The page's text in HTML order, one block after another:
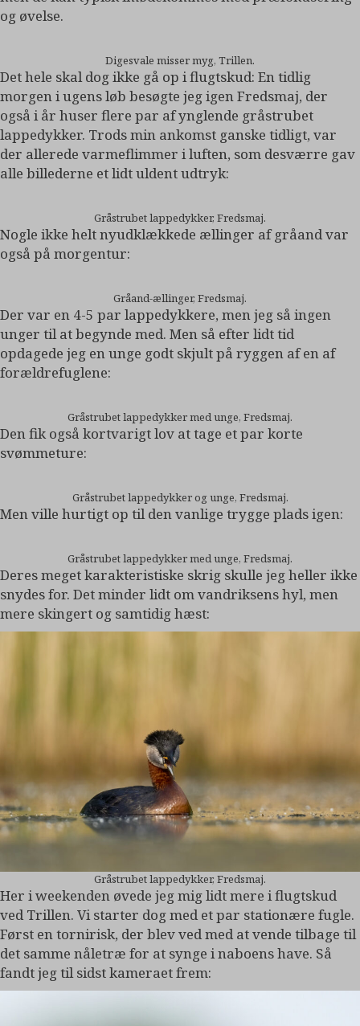
og øvelse.
Digesvale misser myg, Trillen.
Det hele skal dog ikke gå op i flugtskud: En tidlig
morgen i ugens løb besøgte jeg igen Fredsmaj, der
også i år huser flere par af ynglende gråstrubet
lappedykker. Trods min ankomst ganske tidligt, var
der allerede varmeflimmer i luften, som desværre gav
alle billederne et lidt uldent udtryk:
Gråstrubet lappedykker, Fredsmaj.
Nogle ikke helt nyudklækkede ællinger af gråand var
også på morgentur:
Gråand-ællinger, Fredsmaj.
Der var en 4-5 par lappedykkere, men jeg så ingen
unger til at begynde med. Men så efter lidt tid
opdagede jeg en unge godt skjult på ryggen af en af
forældrefuglene:
Gråstrubet lappedykker med unge, Fredsmaj.
Den fik også kortvarigt lov at tage et par korte
svømmeture:
Gråstrubet lappedykker og unge, Fredsmaj.
Men ville hurtigt op til den vanlige trygge plads igen:
Gråstrubet lappedykker med unge, Fredsmaj.
Deres meget karakteristiske skrig skulle jeg heller ikke
snydes for. Det minder lidt om vandriksens hyl, men
mere skingert og samtidig hæst:
Gråstrubet lappedykker, Fredsmaj.
Her i weekenden øvede jeg mig lidt mere i flugtskud
ved Trillen. Vi starter dog med et par stationære fugle.
Først en tornirisk, der blev ved med at vende tilbage til
det samme nåletræ for at synge i naboens have. Så
fandt jeg til sidst kameraet frem: